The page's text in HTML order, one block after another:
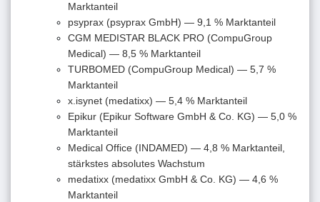
Marktanteil
psyprax (psyprax GmbH) — 9,1 % Marktanteil
CGM MEDISTAR BLACK PRO (CompuGroup
Medical) — 8,5 % Marktanteil
TURBOMED (CompuGroup Medical) — 5,7 %
Marktanteil
x.isynet (medatixx) — 5,4 % Marktanteil
Epikur (Epikur Software GmbH & Co. KG) — 5,0 %
Marktanteil
Medical Office (INDAMED) — 4,8 % Marktanteil,
stärkstes absolutes Wachstum
medatixx (medatixx GmbH & Co. KG) — 4,6 %
Marktanteil